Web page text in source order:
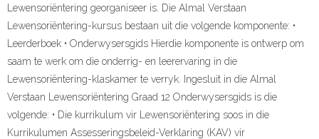
Lewensoriëntering georganiseer is. Die Almal Verstaan
Lewensoriëntering-kursus bestaan uit die volgende komponente: •
Leerderboek • Onderwysersgids Hierdie komponente is ontwerp om
saam te werk om die onderrig- en leerervaring in die
Lewensoriëntering-klaskamer te verryk. Ingesluit in die Almal
Verstaan Lewensoriëntering Graad 12 Onderwysersgids is die
volgende: • Die kurrikulum vir Lewensoriëntering soos in die
Kurrikulumen Assesseringsbeleid-Verklaring (KAV) vir